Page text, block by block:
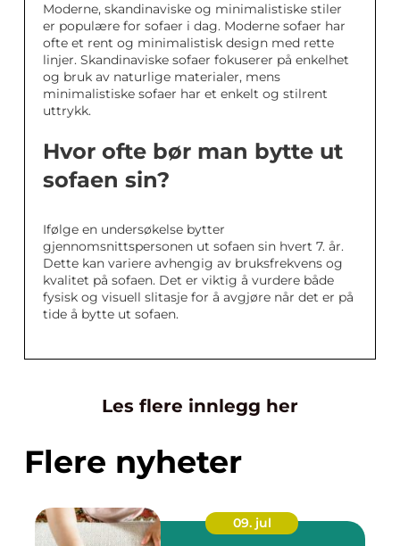
Moderne, skandinaviske og minimalistiske stiler
er populære for sofaer i dag. Moderne sofaer har
ofte et rent og minimalistisk design med rette
linjer. Skandinaviske sofaer fokuserer på enkelhet
og bruk av naturlige materialer, mens
minimalistiske sofaer har et enkelt og stilrent
uttrykk.
Hvor ofte bør man bytte ut
sofaen sin?
Ifølge en undersøkelse bytter
gjennomsnittspersonen ut sofaen sin hvert 7. år.
Dette kan variere avhengig av bruksfrekvens og
kvalitet på sofaen. Det er viktig å vurdere både
fysisk og visuell slitasje for å avgjøre når det er på
tide å bytte ut sofaen.
Les flere innlegg her
Flere nyheter
09. jul